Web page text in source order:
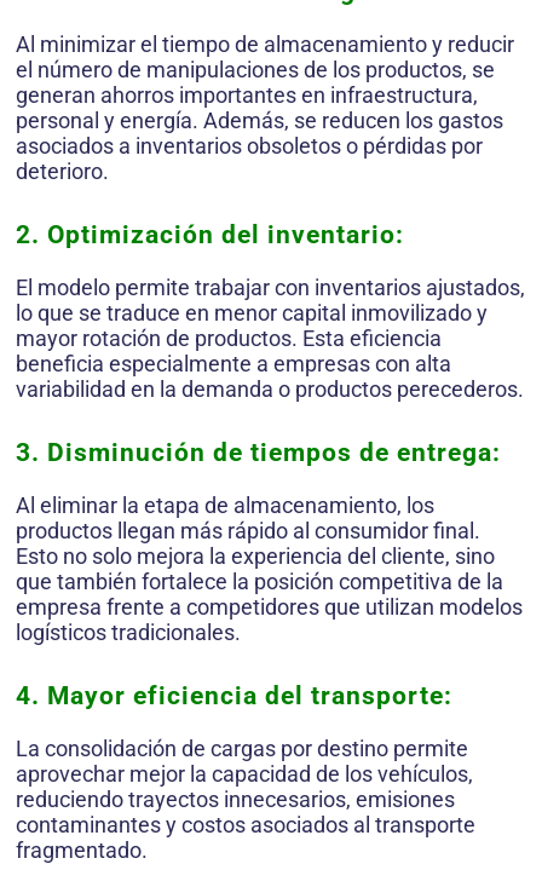
Al minimizar el tiempo de almacenamiento y reducir
el número de manipulaciones de los productos, se
generan ahorros importantes en infraestructura,
personal y energía. Además, se reducen los gastos
asociados a inventarios obsoletos o pérdidas por
deterioro.
2. Optimización del inventario:
El modelo permite trabajar con inventarios ajustados,
lo que se traduce en menor capital inmovilizado y
mayor rotación de productos. Esta eficiencia
beneficia especialmente a empresas con alta
variabilidad en la demanda o productos perecederos.
3. Disminución de tiempos de entrega:
Al eliminar la etapa de almacenamiento, los
productos llegan más rápido al consumidor final.
Esto no solo mejora la experiencia del cliente, sino
que también fortalece la posición competitiva de la
empresa frente a competidores que utilizan modelos
logísticos tradicionales.
4. Mayor eficiencia del transporte:
La consolidación de cargas por destino permite
aprovechar mejor la capacidad de los vehículos,
reduciendo trayectos innecesarios, emisiones
contaminantes y costos asociados al transporte
fragmentado.